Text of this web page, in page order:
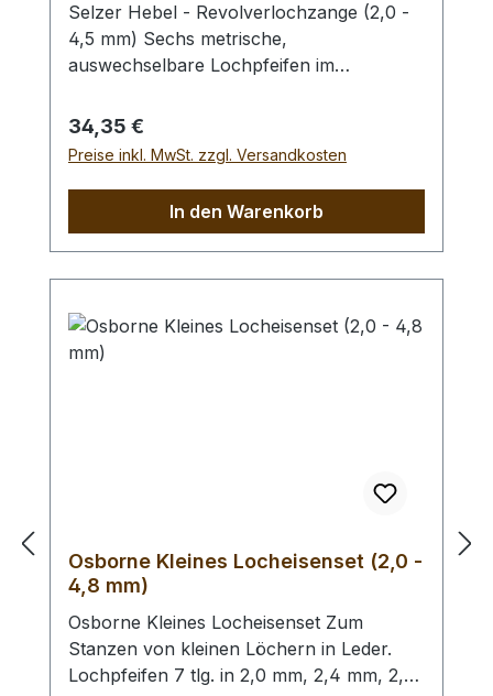
Selzer Hebel - Revolverlochzange (2,0 -
4,5 mm) Sechs metrische,
auswechselbare Lochpfeifen im
4,0 und 4,5 mm. Mit Sichtfenster für
gewählten Lochdurchmesser.
Automatischer Feststeller, Oberfläche
Kunststoffgriffen. Höchste Qualität,
patentrechtlich geschützt, hergestellt in
Remscheid / Deutschland. Mit der aktiven
Kraftersparnis von ca. 70 %. Zum Lochen
von Leder und ähnlichen starken und
Regulärer Preis:
34,35 €
Preise inkl. MwSt. zzgl. Versandkosten
In den Warenkorb
Osborne Kleines Locheisenset (2,0 -
4,8 mm)
Osborne Kleines Locheisenset Zum
Stanzen von kleinen Löchern in Leder.
Lochpfeifen 7 tlg. in 2,0 mm, 2,4 mm, 2,8